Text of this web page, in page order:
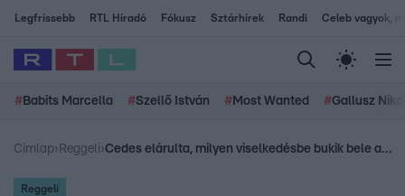
Legfrissebb RTL Híradó Fókusz Sztárhírek Randi Celeb vagyok,
# Babits Marcella #Szellő István # Most Wanted #Gallusz
Címlap› Reggeli› Cedes elárulta, milyen viselkedésbe bukik bele a ValóVilág legtöbb játékosa
Reggeli